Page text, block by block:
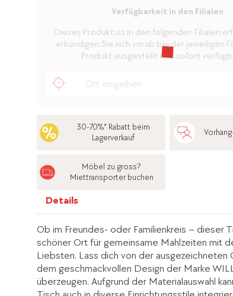
Verfügbarkeit in den Filialen
Dieses Produkt ist in den folgenden Filialen
erkundigen Sie sich vorab bei der jeweiligen
Produkt ausgestellt und sofort
30-70%* Rabatt beim
Lagerverkauf
Möbel zu gross?
Miettransporter buchen
Details
Ob im Freundes- oder Familienkreis – dieser
schöner Ort für gemeinsame Mahlzeiten mit
Liebsten. Lass dich von der ausgezeichneten
dem geschmackvollen Design der Marke
überzeugen. Aufgrund der Materialauswahl